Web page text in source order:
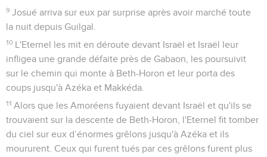
9 Josué arriva sur eux par surprise après avoir marché toute
la nuit depuis Guilgal.
10 L'Eternel les mit en déroute devant Israël et Israël leur
infligea une grande défaite près de Gabaon, les poursuivit
sur le chemin qui monte à Beth-Horon et leur porta des
coups jusqu'à Azéka et Makkéda.
11 Alors que les Amoréens fuyaient devant Israël et qu'ils se
trouvaient sur la descente de Beth-Horon, l'Eternel fit tomber
du ciel sur eux d’énormes grêlons jusqu'à Azéka et ils
moururent. Ceux qui furent tués par ces grêlons furent plus